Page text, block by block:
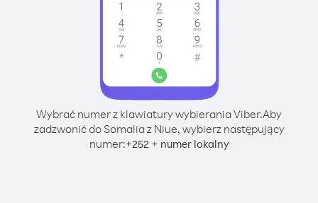
Wybrać numer z klawiatury wybierania Viber.Aby
zadzwonić do Somalia z Niue, wybierz następujący
numer:+252+ numer lokalny